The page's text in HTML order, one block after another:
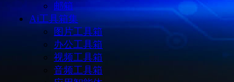
邮箱
Ai工具箱集
图片工具箱
办公工具箱
视频工具箱
音频工具箱